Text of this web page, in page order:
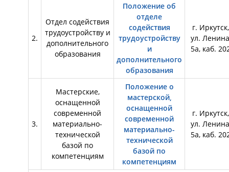
2.
Отдел содействия
трудоустройству и
дополнительного
образования
Положение об
отделе
содействия
трудоустройству
и
дополнительного
образования
г. Иркутск,
ул.
5а, каб.
3.
Мастерские,
оснащенной
современной
материально-
технической
базой по
компетенциям
Положение о
мастерской,
оснащенной
современной
материально-
технической
базой по
компетенциям
г. Иркутск,
ул.
5а, каб.